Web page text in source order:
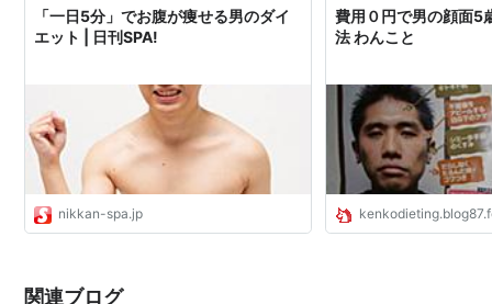
「一日5分」でお腹が痩せる男のダイ
エット | 日刊SPA!
nikkan-spa.jp
費用０円で男の顔面5
法 わんこと
関連ブログ